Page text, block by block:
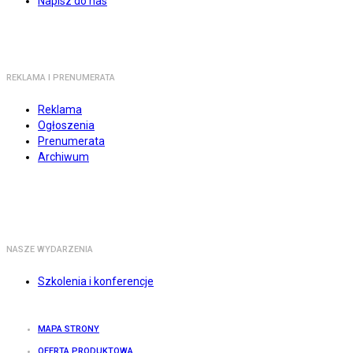
REKLAMA I PRENUMERATA
Reklama
Ogłoszenia
Prenumerata
Archiwum
NASZE WYDARZENIA
Szkolenia i konferencje
MAPA STRONY